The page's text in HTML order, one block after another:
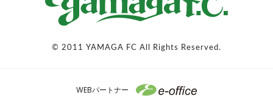
© 2011 YAMAGA FC All Rights Reserved.
WEBパートナー